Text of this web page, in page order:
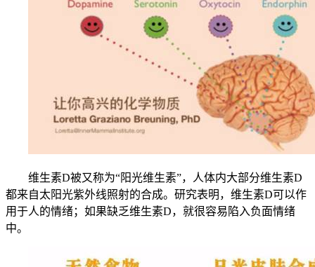
维生素D被又称为“阳光维生素”，人体内大部分维生素D
都来自太阳光紫外线照射的合成。研究表明，维生素D可以作
用于人的情绪；如果缺乏维生素D，就很容易陷入负面情绪
中。